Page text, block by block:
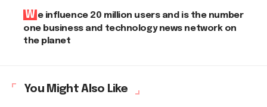
We influence 20 million users and is the number
one business and technology news network on
the planet
You Might Also Like